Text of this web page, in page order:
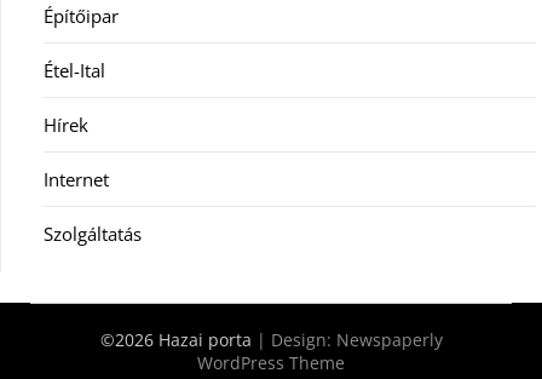
Építőipar
Étel-Ital
Hírek
Internet
Szolgáltatás
©2026 Hazai porta | Design: Newspaperly
WordPress Theme